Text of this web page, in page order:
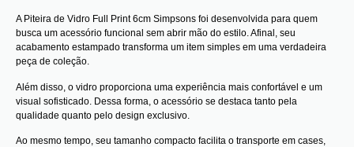
A Piteira de Vidro Full Print 6cm Simpsons foi desenvolvida para quem
busca um acessório funcional sem abrir mão do estilo. Afinal, seu
acabamento estampado transforma um item simples em uma verdadeira
peça de coleção.
Além disso, o vidro proporciona uma experiência mais confortável e um
visual sofisticado. Dessa forma, o acessório se destaca tanto pela
qualidade quanto pelo design exclusivo.
Ao mesmo tempo, seu tamanho compacto facilita o transporte em cases,